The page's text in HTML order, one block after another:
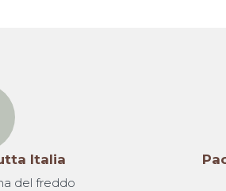
Italia
del freddo